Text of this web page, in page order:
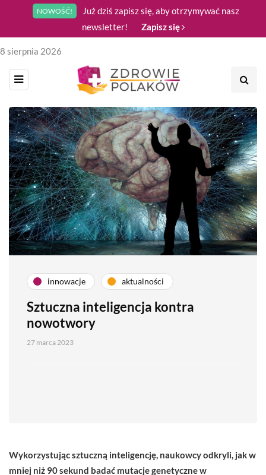
NOWOŚĆ!
Już dziś zapisz się, aby otrzymywać nasz
newsletter!
Zapisz się
8 sierpnia 2026
innowacje aktualności
Sztuczna inteligencja kontra
nowotwory
27 marca 2023
Wykorzystując sztuczną inteligencję, naukowcy odkryli, jak w
mniej niż 90 sekund badać mutacje genetyczne w